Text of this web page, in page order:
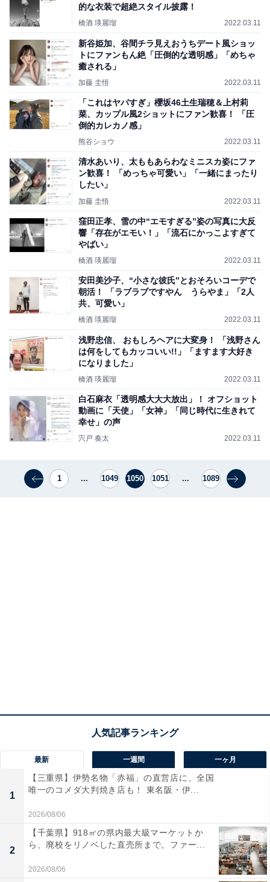
的な衣装で超絶スタイル披露！
橋酒 瑛麗瑠 2022.03.11
新谷姫加、谷間チラ見えおうちデート風ショッ
トにファンもん絶「圧倒的な透明感」「めちゃ
癒される」
加藤 圭悟 2022.03.11
「これはヤバすぎ」櫻坂46土生瑞穂＆上村莉
菜、カップル風2ショットにファン歓喜！ 「圧
倒的カレカノ感」
熊谷ショウ 2022.03.11
清水あいり、太ももあらわなミニスカ姿にファ
ン歓喜！ 「めっちゃ可愛い」「一緒にまったり
したい」
加藤 圭悟 2022.03.11
窪田正孝、雪の中“エモすぎる”姿の写真に大反
響「存在がエモい！」「流石にかっこよすぎて
やばい」
橋酒 瑛麗瑠 2022.03.11
安田美沙子、“小さな彼氏”とおそろいコーデで
朝活！ 「ラブラブですやん うらやま」「2人
共、可愛い」
橋酒 瑛麗瑠 2022.03.11
浅野忠信、 おもしろヘアに大変身！ 「浅野さん
は何をしてもカッコいい!!」「ますます大好き
になりました」
橋酒 瑛麗瑠 2022.03.11
白石麻衣「透明感大大大放出」！ オフショット
動画に「天使」「女神」「同じ時代に生きれて
幸せ」の声
宍戸 奏太 2022.03.11
1 ... 1049 1050 1051 ... 1089
最新 一週間 一ヶ月
1
【三重県】伊勢名物「赤福」の直営店に、全国
唯一のコメダ大判焼き店も！ 東名阪・伊...
2026/08/06
2
【千葉県】918㎡の県内最大級マーケットか
ら、廃校をリノベした直売所まで。ファー...
2026/08/06